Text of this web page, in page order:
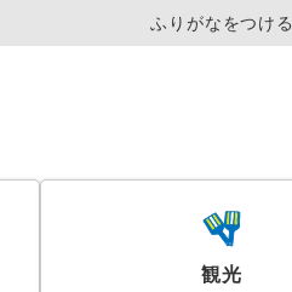
ふりがなをつける
観光